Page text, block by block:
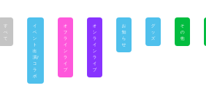
す
べ
て
イ
ベ
ン
ト
出
演/
コ
ラ
ボ
オ
フ
ラ
イ
ン
ラ
イ
ブ
オ
ン
ラ
イ
ン
ラ
イ
ブ
お
知
ら
せ
グ
ッ
ズ
そ
の
他